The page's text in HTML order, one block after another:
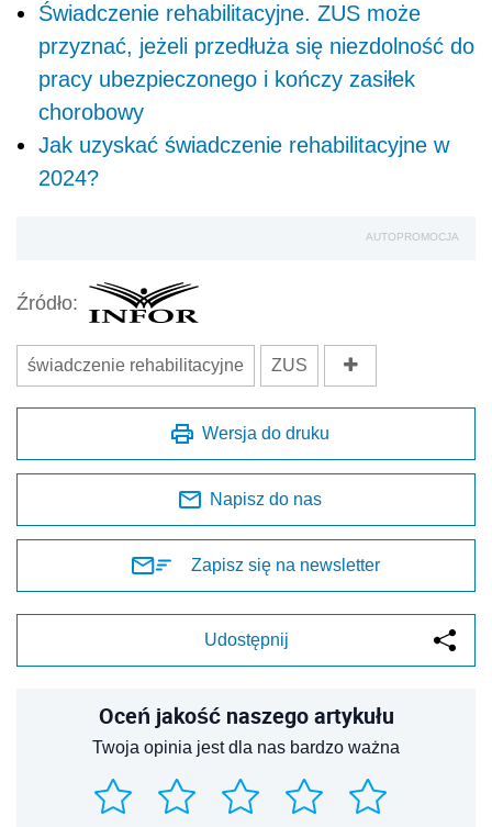
Świadczenie rehabilitacyjne. ZUS może
przyznać, jeżeli przedłuża się niezdolność do
pracy ubezpieczonego i kończy zasiłek
chorobowy
Jak uzyskać świadczenie rehabilitacyjne w
2024?
AUTOPROMOCJA
Źródło:
świadczenie rehabilitacyjne ZUS
Wersja do druku
Napisz do nas
Zapisz się na newsletter
Udostępnij
Oceń jakość naszego artykułu
Twoja opinia jest dla nas bardzo ważna